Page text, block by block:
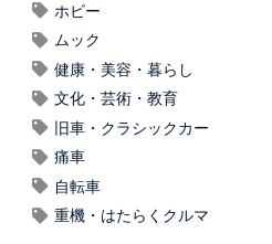
ホビー
ムック
健康・美容・暮らし
文化・芸術・教育
旧車・クラシックカー
痛車
自転車
重機・はたらくクルマ